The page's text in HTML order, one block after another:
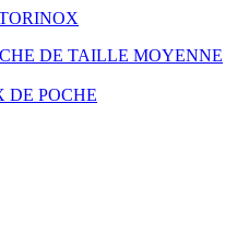
DE TAILLE MOYENNE
DE POCHE